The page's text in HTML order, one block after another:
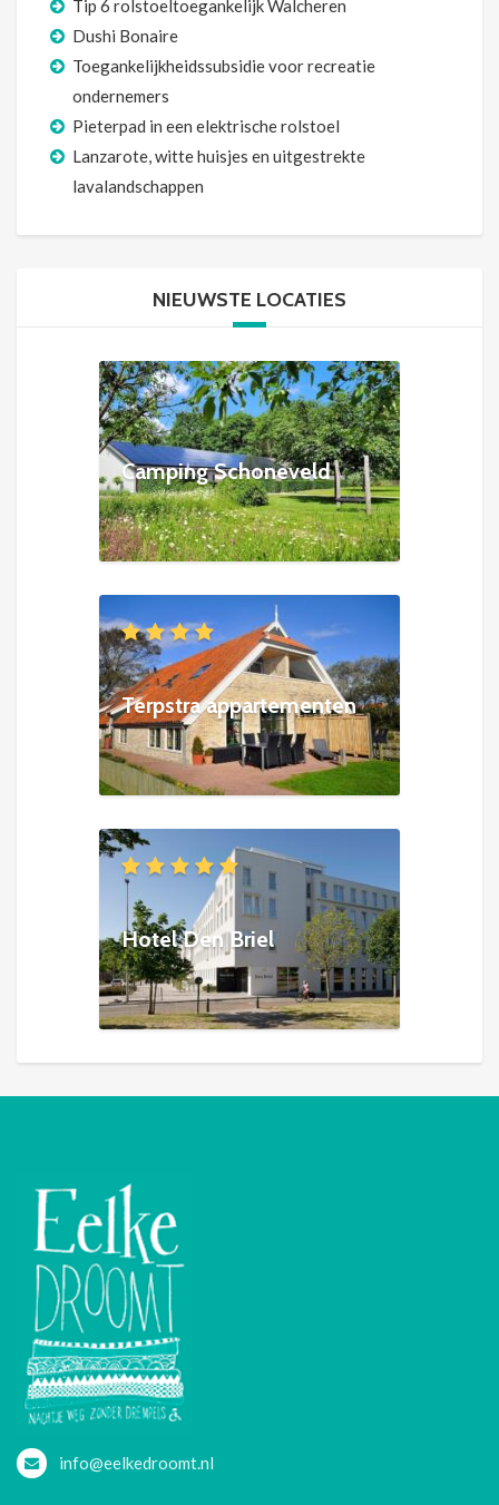
Tip 6 rolstoeltoegankelijk Walcheren
Dushi Bonaire
Toegankelijkheidssubsidie voor recreatie
ondernemers
Pieterpad in een elektrische rolstoel
Lanzarote, witte huisjes en uitgestrekte
lavalandschappen
NIEUWSTE LOCATIES
Camping Schoneveld
Terpstra appartementen
Hotel Den Briel
info@eelkedroomt.nl